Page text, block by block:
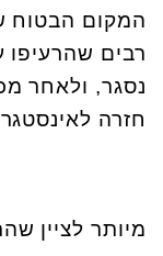
המקום הבטוח
רבים
נסגר, ולאחר
חזרה
מיותר לציין